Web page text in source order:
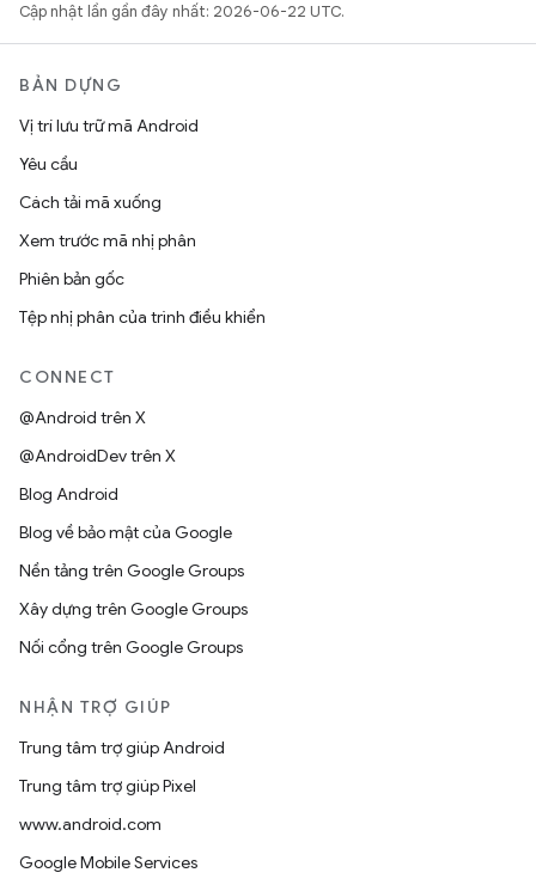
Cập nhật lần gần đây nhất: 2026-06-22 UTC.
BẢN DỰNG
Vị trí lưu trữ mã Android
Yêu cầu
Cách tải mã xuống
Xem trước mã nhị phân
Phiên bản gốc
Tệp nhị phân của trình điều khiển
CONNECT
@Android trên X
@AndroidDev trên X
Blog Android
Blog về bảo mật của Google
Nền tảng trên Google Groups
Xây dựng trên Google Groups
Nối cổng trên Google Groups
NHẬN TRỢ GIÚP
Trung tâm trợ giúp Android
Trung tâm trợ giúp Pixel
www.android.com
Google Mobile Services